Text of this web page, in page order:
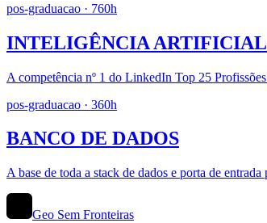
pos-graduacao · 760h
INTELIGÊNCIA ARTIFICIAL
A competência nº 1 do LinkedIn Top 25
pos-graduacao · 360h
BANCO DE DADOS
A base de toda a stack de dados e porta de entrada
Geo Sem Fronteiras